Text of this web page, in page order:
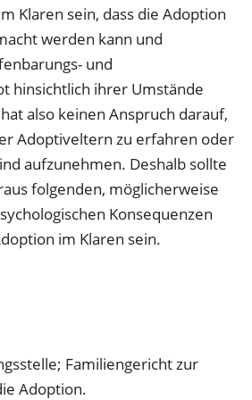
Klaren sein, dass die Adoption
werden kann und
und
hinsichtlich ihrer Umstände
also keinen Anspruch darauf,
Adoptiveltern zu erfahren oder
aufzunehmen. Deshalb sollte
folgenden, möglicherweise
Konsequenzen
im Klaren sein.
Familiengericht zur
Adoption.